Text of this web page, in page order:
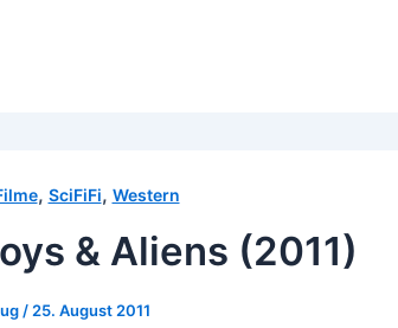
, SciFiFi, Western
& Aliens (2011)
/ 25. August 2011